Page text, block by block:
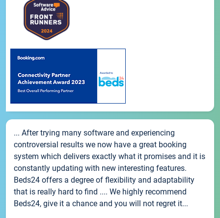
... After trying many software and experiencing
controversial results we now have a great booking
system which delivers exactly what it promises and it is
constantly updating with new interesting features.
Beds24 offers a degree of flexibility and adaptability
that is really hard to find .... We highly recommend
Beds24, give it a chance and you will not regret it...